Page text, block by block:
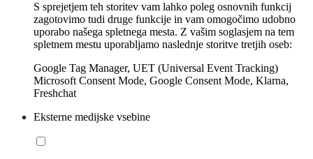
S sprejetjem teh storitev vam lahko poleg osnovnih funkcij
zagotovimo tudi druge funkcije in vam omogočimo udobno
uporabo našega spletnega mesta. Z vašim soglasjem na tem
spletnem mestu uporabljamo naslednje storitve tretjih oseb:
Google Tag Manager, UET (Universal Event Tracking)
Microsoft Consent Mode, Google Consent Mode, Klarna,
Freshchat
Eksterne medijske vsebine